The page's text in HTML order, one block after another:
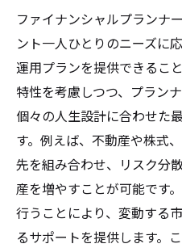
ファイナンシャルプランナ
ント一人ひとりのニーズに
運用プランを提供できるこ
特性を考慮しつつ、プラン
個々の人生設計に合わせた
す。例えば、不動産や株式
先を組み合わせ、リスク分
産を増やすことが可能です
行うことにより、変動する
るサポートを提供します。